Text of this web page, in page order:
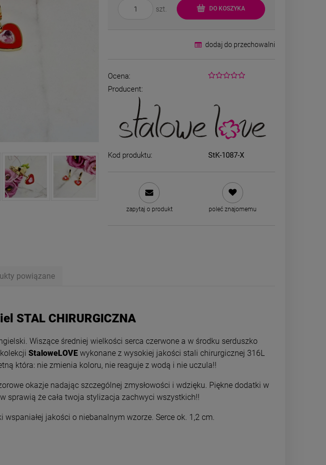
CHIRURGICZNA kwiatek
zielony cyrkonia
44,00 zł
biały króliczek truskawka
39,00 zł
bigiel dla dziewczynek żółwik serca
39,00 zł
szt. DO KOSZYKA
dodaj do przechowalni
Ocena:
Producent:
Kod produktu: StK-1087-X
zapytaj o produkt poleć znajomemu
powiązane
STAL CHIRURGICZNA
Wiszące średniej wielkości serca czerwone a w środku serduszko
StaloweLOVE wykonane z wysokiej jakości stali chirurgicznej 316L
która: nie zmienia koloru, nie reaguje z wodą i nie uczula!!
okazje nadając szczególnej zmysłowości i wdzięku. Piękne dodatki w
sprawią że cała twoja stylizacja zachwyci wszystkich!!
jakości o niebanalnym wzorze. Serce ok. 1,2 cm.